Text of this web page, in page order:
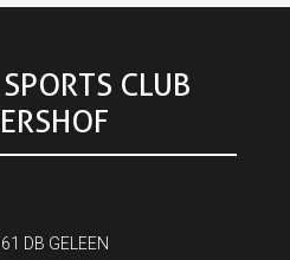
CLUB
DB GELEEN